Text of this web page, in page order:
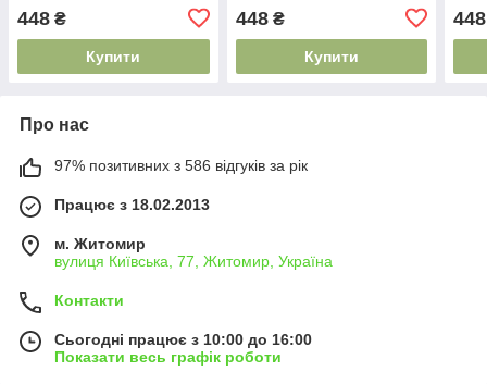
базовий варіант 92–140
448 ₴
Купити
розміри 92–140
448₴
Купити
140
448
Про нас
97% позитивних з 586 відгуків за рік
Працює з 18.02.2013
м. Житомир
вулиця Київська, 77, Житомир, Україна
Контакти
Сьогодні працює з 10:00 до 16:00
Показати весь графік роботи